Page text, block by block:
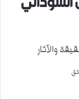
والآثار